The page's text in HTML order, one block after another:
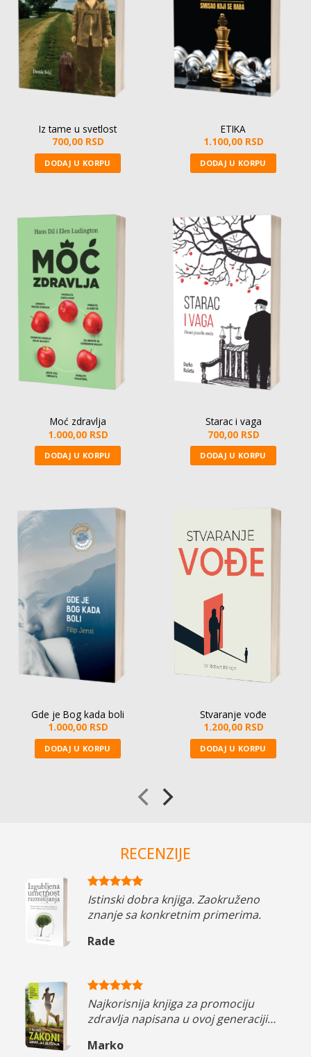
Iz tame u svetlost
700,00 RSD
DODAJ U KORPU
ETIKA
1.100,00 RSD
DODAJ U KORPU
Moć zdravlja
1.000,00 RSD
DODAJ U KORPU
Starac i vaga
700,00 RSD
DODAJ U KORPU
Gde je Bog kada boli
1.000,00 RSD
DODAJ U KORPU
Stvaranje vođe
1.200,00 RSD
DODAJ U KORPU
RECENZIJE
Istinski dobra knjiga. Zaokruženo
znanje sa konkretnim primerima.
Rade
Najkorisnija knjiga za promociju
zdravlja napisana u ovoj generaciji…
Marko